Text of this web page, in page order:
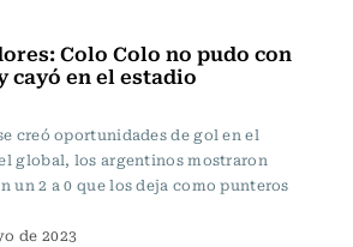
Colo Colo no pudo con
cayó en el estadio
creó oportunidades de gol en el
global, los argentinos mostraron
un 2 a 0 que los deja como punteros
de 2023